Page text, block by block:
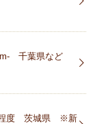
千葉県など
程度 茨城県 ※新